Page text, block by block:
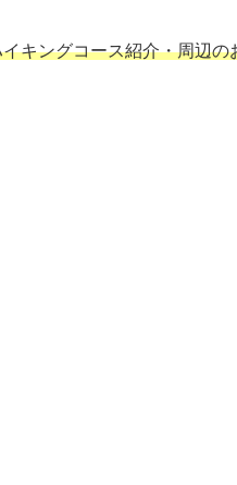
キングコース紹介・周辺の